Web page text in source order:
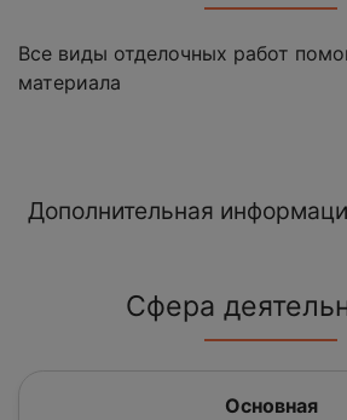
Все виды отделочных работ
материала
Дополнительная
Сфера
Основная